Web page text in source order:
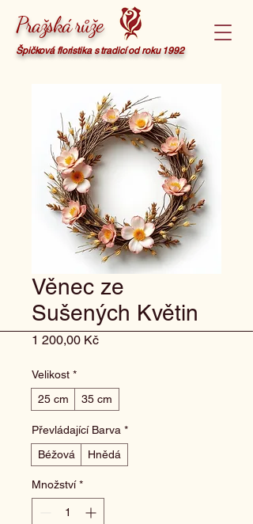
Pražská růže
Špičková floristika s tradicí od roku 1992
Věnec ze
Sušených Květin
1 200,00 KčCena
Velikost *
25 cm
35 cm
Převládající Barva *
Béžová
Hnědá
Množství *